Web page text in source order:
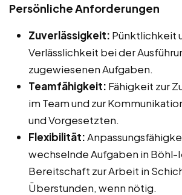
Persönliche Anforderungen
Zuverlässigkeit: Pünktlichkeit
Verlässlichkeit bei der
zugewiesenen Aufgaben.
Teamfähigkeit: Fähigkeit zur
im Team und zur
und Vorgesetzten.
Flexibilität:
wechselnde Aufgaben in Böhl-
Bereitschaft zur Arbeit in
Überstunden, wenn nötig.